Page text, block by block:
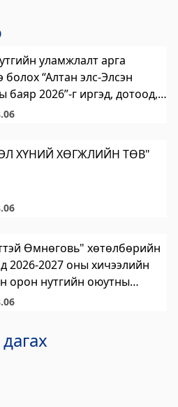
уламжлалт арга
болох “Алтан элс-Элсэн
баяр 2026”-г иргэд, дотоод,
жуулчдад ая тухтай,
ажлыг эрчимжүүлэх хүрээнд
байгуулах ажлын хэсэг
ХҮНИЙ ХӨГЖЛИЙН ТӨВ"
Өмнөговь" хөтөлбөрийн
2026-2027 оны хичээлийн
орон нутгийн оюутны
төлбөрийн тэтгэлэгт